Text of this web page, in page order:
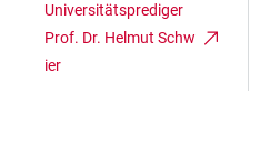
Universitätsprediger
Prof. Dr. Helmut Schw
ier